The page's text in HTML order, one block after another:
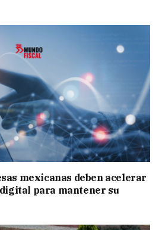
mexicanas deben acelerar
para mantener su